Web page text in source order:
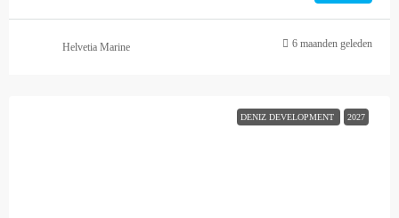
Helvetia Marine 6 maanden geleden
DENIZ DEVELOPMENT 2027